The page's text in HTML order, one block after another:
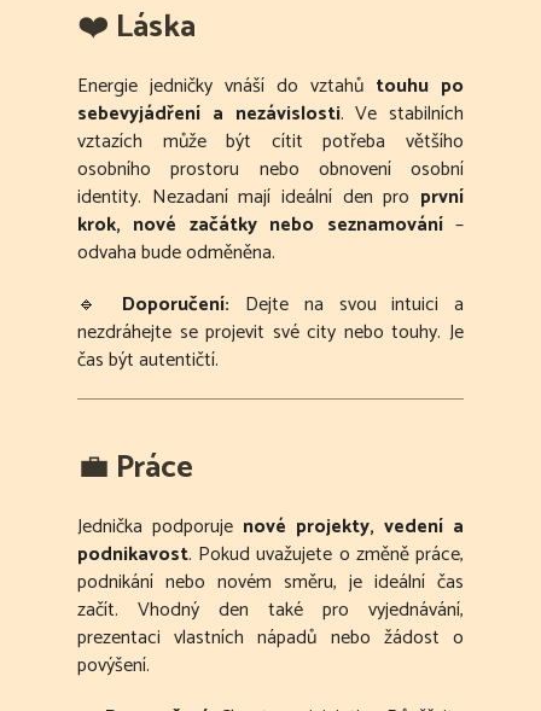
❤️ Láska
Energie jedničky vnáší do vztahů touhu po
sebevyjádření a nezávislosti. Ve stabilních
vztazích může být cítit potřeba většího
osobního prostoru nebo obnovení osobní
identity. Nezadaní mají ideální den pro první
krok, nové začátky nebo seznamování–
odvaha bude odměněna.
🔹 Doporučení: Dejte na svou intuici a
nezdráhejte se projevit své city nebo touhy. Je
čas být autentičtí.
💼 Práce
Jednička podporuje nové projekty, vedení a
podnikavost. Pokud uvažujete o změně práce,
podnikání nebo novém směru, je ideální čas
začít. Vhodný den také pro vyjednávání,
prezentaci vlastních nápadů nebo žádost o
povýšení.